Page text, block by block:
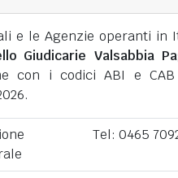
e le Agenzie operanti in
Giudicarie Valsabbia
con i codici ABI e
Tel: 0465